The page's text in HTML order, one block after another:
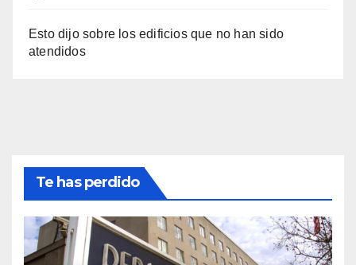
Esto dijo sobre los edificios que no han sido
atendidos
Te has perdido